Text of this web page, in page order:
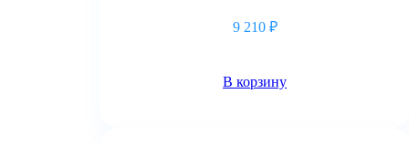
9 210 ₽
В корзину